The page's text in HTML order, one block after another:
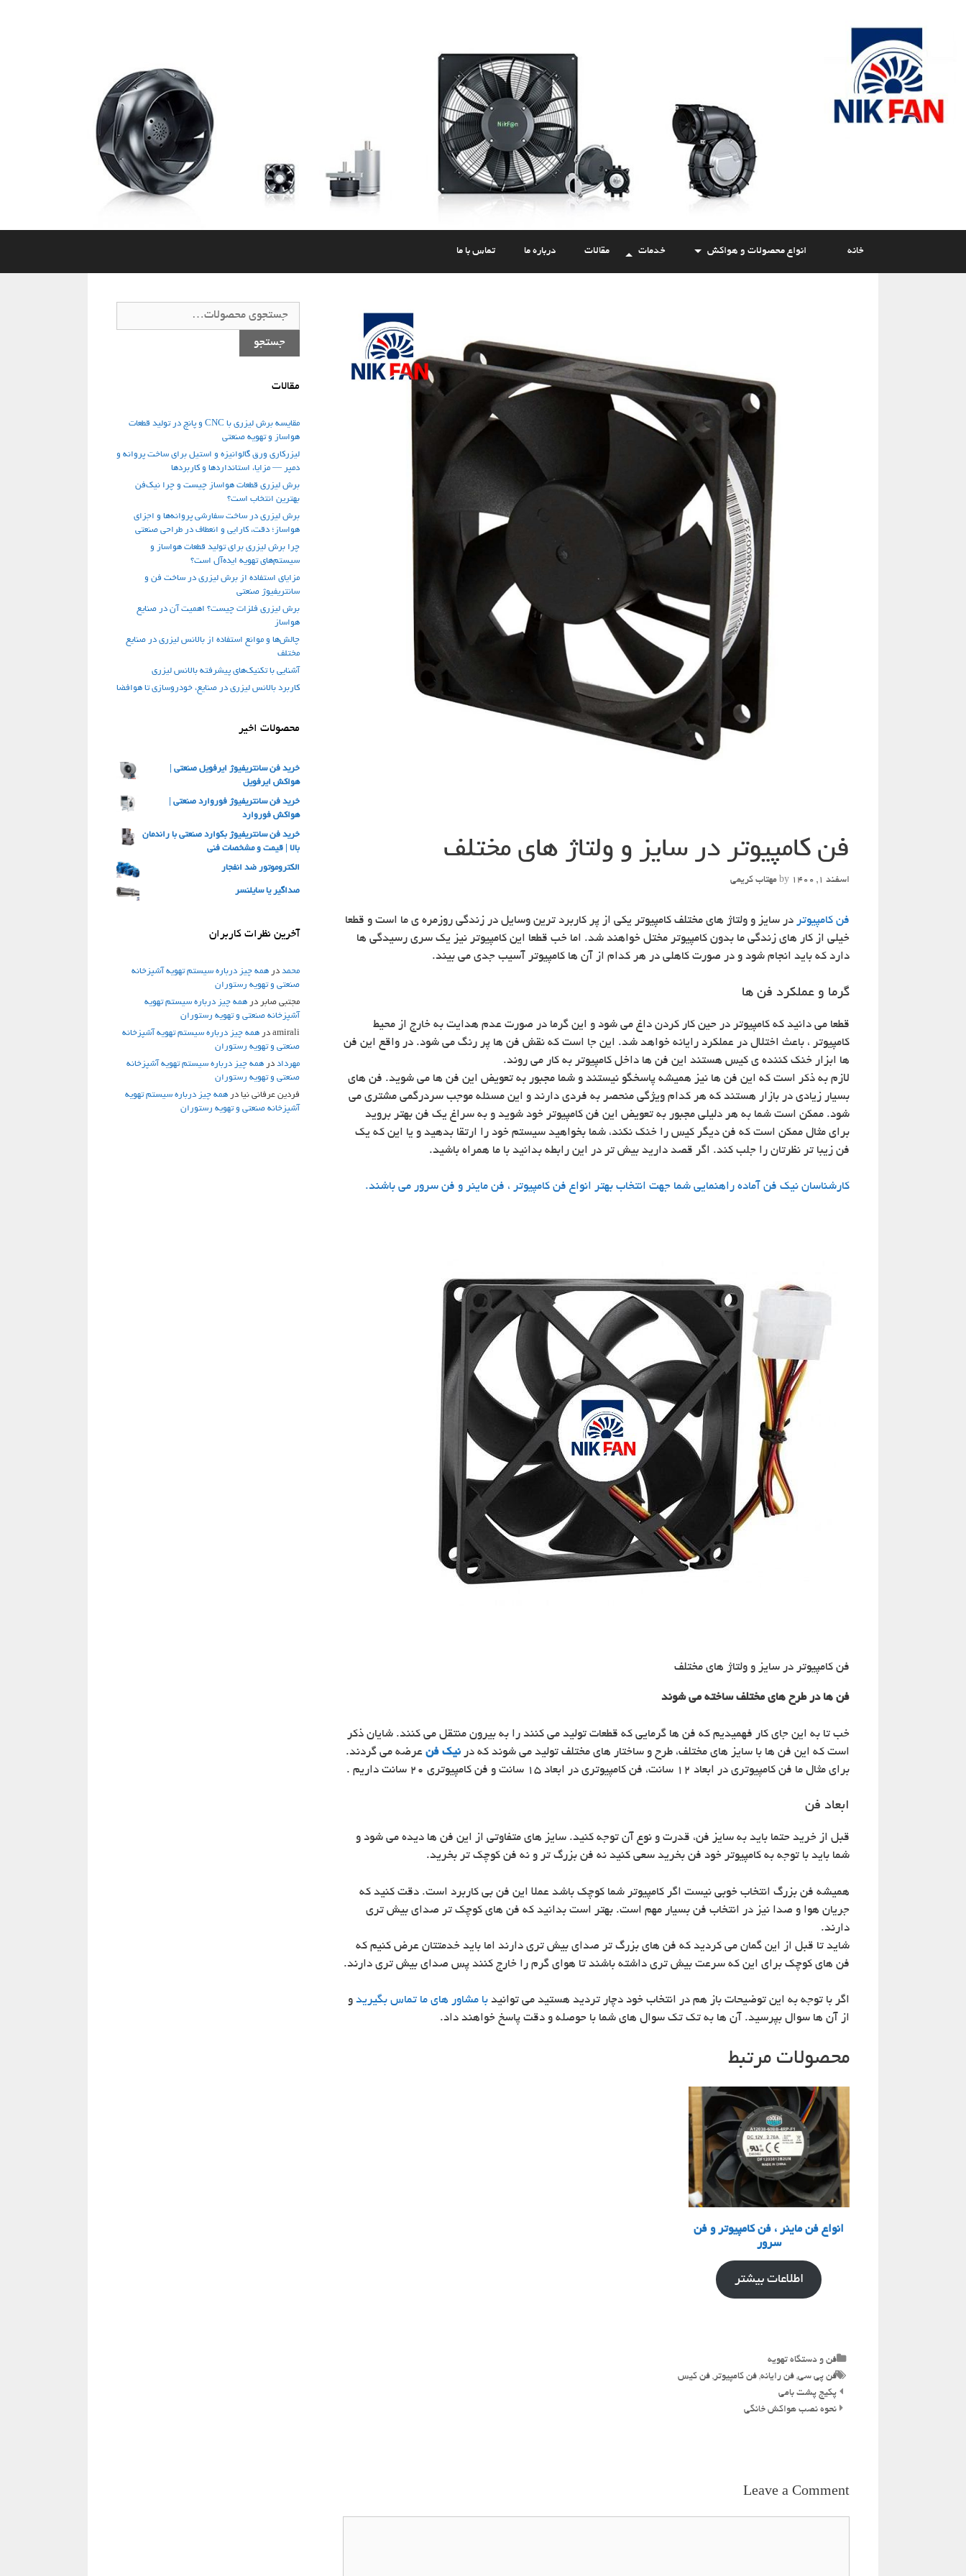
خانه انواع محصولات و هواکش خدمات مقالات درباره ما تماس با ما
فن کامپیوتر در سایز و ولتاژ های مختلف
اسفند 1, 1400 by مهتاب کریمی
فن کامپیوتر در سایز و ولتاژ های مختلف کامپیوتر یکی از پر کاربرد ترین وسایل در زندگی روزمره ی ما است و قطعا
خیلی از کار های زندگی ما بدون کامپیوتر مختل خواهند شد. اما خب قطعا این کامپیوتر نیز یک سری رسیدگی ها
دارد که باید انجام شود و در صورت کاهلی در هر کدام از آن ها کامپیوتر آسیب جدی می بیند.
گرما و عملکرد فن ها
قطعا می دانید که کامپیوتر در حین کار کردن داغ می شود و این گرما در صورت عدم هدایت به خارج از محیط
کامپیوتر ، باعث اختلال در عملکرد رایانه خواهد شد. این جا است که نقش فن ها پر رنگ می شود. در واقع این فن
ها ابزار خنک کننده ی کیس هستند این فن ها داخل کامپیوتر به کار می روند.
لازم به ذکر است که این فن ها نیز همیشه پاسخگو نیستند و شما مجبور به تعویض این فن ها می شوید. فن های
بسیار زیادی در بازار هستند که هر کدام ویژگی منحصر به فردی دارند و این مسئله موجب سردرگمی مشتری می
شود. ممکن است شما به هر دلیلی مجبور به تعویض این فن کامپیوتر خود شوید و به سراغ یک فن بهتر بروید
برای مثال ممکن است که فن دیگر کیس را خنک نکند، شما بخواهید سیستم خود را ارتقا بدهید و یا این که یک
فن زیبا تر نظرتان را جلب کند. اگر قصد دارید بیش تر در این رابطه بدانید با ما همراه باشید.
کارشناسان نیک فن آماده راهنمایی شما جهت انتخاب بهتر انواع فن کامپیوتر ، فن ماینر و فن سرور می باشند.
فن کامپیوتر در سایز و ولتاژ های مختلف
فن ها در طرح های مختلف ساخته می شوند
خب تا به این جای کار فهمیدیم که فن ها گرمایی که قطعات تولید می کنند را به بیرون منتقل می کنند. شایان ذکر
است که این فن ها با سایز های مختلف، طرح و ساختار های مختلف تولید می شوند که در نیک فن عرضه می گردند.
برای مثال ما فن کامپیوتری در ابعاد ۱۲ سانت، فن کامپیوتری در ابعاد ۱۵ سانت و فن کامپیوتری ۲۰ سانت داریم .
ابعاد فن
قبل از خرید حتما باید به سایز فن، قدرت و نوع آن توجه کنید.‌ سایز های متفاوتی از این فن ها دیده می شود و
شما باید با توجه به کامپیوتر خود فن بخرید سعی کنید نه فن بزرگ تر و نه فن کوچک تر بخرید.
همیشه فن بزرگ انتخاب خوبی نیست اگر کامپیوتر شما کوچک باشد عملا این فن بی کاربرد است. دقت کنید که
جریان هوا و صدا نیز در انتخاب فن بسیار مهم است. بهتر است بدانید که فن های کوچک تر صدای بیش تری
دارند.‌
شاید تا قبل از این گمان می کردید که فن های بزرگ تر صدای بیش تری دارند اما باید خدمتتان عرض کنیم که
فن های کوچک برای این که سرعت بیش تری داشته باشند تا هوای گرم را خارج کنند پس صدای بیش تری دارند.
اگر با توجه به این توضیحات باز هم در انتخاب خود دچار تردید هستید می توانید با مشاور های ما تماس بگیرید و
از آن ها سوال بپرسید. آن ها به تک تک سوال های شما با حوصله و دقت پاسخ خواهند داد.
محصولات مرتبط
انواع فن ماینر ، فن کامپیوتر و فن
سرور
اطلاعات بیشتر
Categories
فن و دستگاه تهویه
Tags
فن پی سی, فن رایانه, فن کامپیوتر, فن کیس
Post
navigation
پکیج پشت بامی
نحوه نصب هواکش خانگی
Leave a Comment
برای:
جستجو
مقالات
مقایسه برش لیزری با CNC و پانچ در تولید قطعات
هواساز و تهویه صنعتی
لیزرکاری ورق گالوانیزه و استیل برای ساخت پروانه و
دمپر — مزایا، استانداردها و کاربردها
برش لیزری قطعات هواساز چیست و چرا نیک‌فن
بهترین انتخاب است؟
برش لیزری در ساخت سفارشی پروانه‌ها و اجزای
هواساز؛ دقت، کارایی و انعطاف در طراحی صنعتی
چرا برش لیزری برای تولید قطعات هواساز و
سیستم‌های تهویه ایده‌آل است؟
مزایای استفاده از برش لیزری در ساخت فن‌ و
سانتریفیوژ صنعتی
برش لیزری فلزات چیست؟ اهمیت آن در صنایع
هواساز
چالش‌ها و موانع استفاده از بالانس لیزری در صنایع
مختلف
آشنایی با تکنیک‌های پیشرفته بالانس لیزری
کاربرد بالانس لیزری در صنایع، خودروسازی تا هوافضا
محصولات اخیر
خرید فن سانتریفیوژ ایرفویل صنعتی |
هواکش ایرفویل
خرید فن سانتریفیوژ فوروارد صنعتی |
هواکش فوروارد
خرید فن سانتریفیوژ بکوارد صنعتی با راندمان
بالا | قیمت و مشخصات فنی
الکتروموتور ضد انفجار
صداگیر یا سایلنسر
آخرین نظرات کاربران
محمد در همه چیز درباره سیستم تهویه آشپزخانه
صنعتی و تهویه رستوران
مجتبی صابر در همه چیز درباره سیستم تهویه
آشپزخانه صنعتی و تهویه رستوران
amirali در همه چیز درباره سیستم تهویه آشپزخانه
صنعتی و تهویه رستوران
مهرداد در همه چیز درباره سیستم تهویه آشپزخانه
صنعتی و تهویه رستوران
فردین عرفانی نیا در همه چیز درباره سیستم تهویه
آشپزخانه صنعتی و تهویه رستوران